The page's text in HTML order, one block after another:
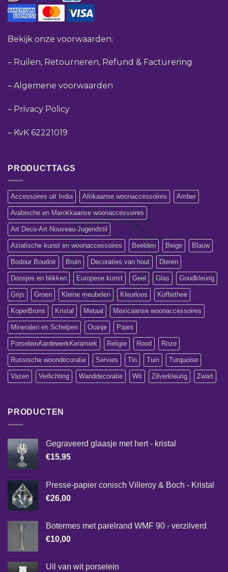
Bekijk onze voorwaarden:
– Ruilen, Retourneren, Refund & Facturering
– Algemene voorwaarden
– Privacy Policy
– KvK 62221019
PRODUCTTAGS
Accessoires uit India Afrikaanse woonaccessoires Amber
Arabische en Marokkaanse woonaccessoires
Art Deco-Art Nouveau-Jugendstil
Aziatische kunst en woonaccessoires Beelden Beige Blauw
Bodour Boudoir Bruin Decoraties van hout Dieren
Doosjes en blikken Europese kunst Geel Glas Goudkleurig
Grijs Groen Kleine meubelen Kleurloos Koffiethee
KoperBrons Kristal Metaal Mexicaanse woonaccessoires
Mineralen en Schelpen Oranje Paars
PorseleinAardewerkKeramiek Religie Rood Roze
Russische woondecoratie Servies Tin Tuin Turquoise
Vazen Verlichting Wanddecoratie Wit Zilverkleurig Zwart
PRODUCTEN
Gegraveerd glaasje met hert - kristal
€15,95
Presse-papier conisch Villeroy & Boch - Kristal
€26,00
Botermes met parelrand WMF 90 - verzilverd
€10,00
Uil van wit porselein